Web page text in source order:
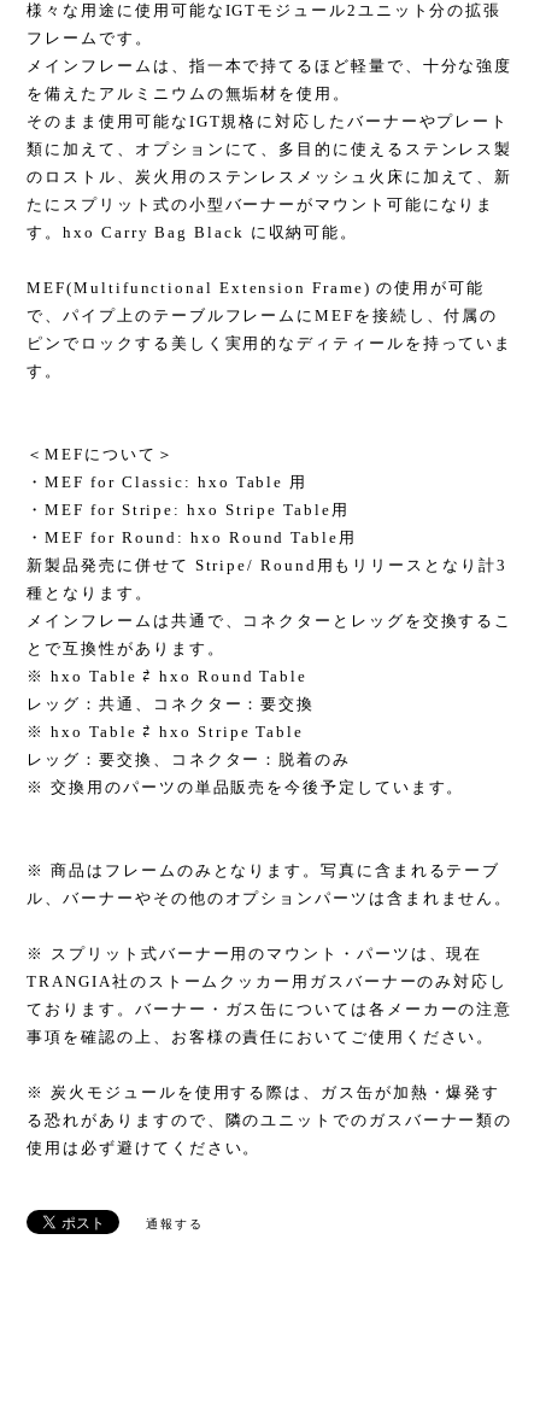
様々な用途に使用可能なIGTモジュール2ユニット分の拡張
フレームです。
メインフレームは、指一本で持てるほど軽量で、十分な強度
を備えたアルミニウムの無垢材を使用。
そのまま使用可能なIGT規格に対応したバーナーやプレート
類に加えて、オプションにて、多目的に使えるステンレス製
のロストル、炭火用のステンレスメッシュ火床に加えて、新
たにスプリット式の小型バーナーがマウント可能になりま
す。hxo Carry Bag Black に収納可能。
MEF(Multifunctional Extension Frame) の使用が可能
で、パイプ上のテーブルフレームにMEFを接続し、付属の
ピンでロックする美しく実用的なディティールを持っていま
す。
＜MEFについて＞
・MEF for Classic: hxo Table 用
・MEF for Stripe: hxo Stripe Table用
・MEF for Round: hxo Round Table用
新製品発売に併せて Stripe/ Round用もリリースとなり計3
種となります。
メインフレームは共通で、コネクターとレッグを交換するこ
とで互換性があります。
※ hxo Table ⇄ hxo Round Table
レッグ：共通、コネクター：要交換
※ hxo Table ⇄ hxo Stripe Table
レッグ：要交換、コネクター：脱着のみ
※ 交換用のパーツの単品販売を今後予定しています。
※ 商品はフレームのみとなります。写真に含まれるテーブ
ル、バーナーやその他のオプションパーツは含まれません。
※ スプリット式バーナー用のマウント・パーツは、現在
TRANGIA社のストームクッカー用ガスバーナーのみ対応し
ております。バーナー・ガス缶については各メーカーの注意
事項を確認の上、お客様の責任においてご使用ください。
※ 炭火モジュールを使用する際は、ガス缶が加熱・爆発す
る恐れがありますので、隣のユニットでのガスバーナー類の
使用は必ず避けてください。
通報する